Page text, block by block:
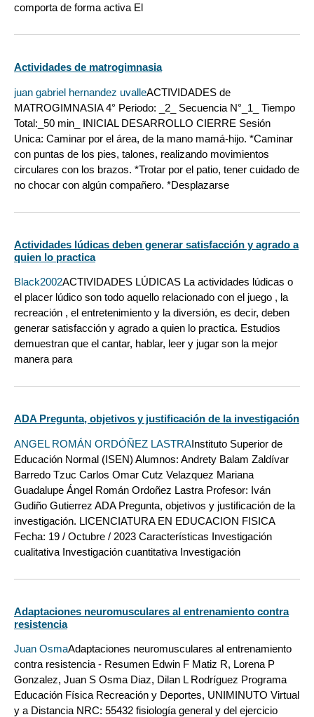
comporta de forma activa El
Actividades de matrogimnasia
juan gabriel hernandez uvalleACTIVIDADES de
MATROGIMNASIA 4° Periodo: _2_ Secuencia N°_1_ Tiempo
Total:_50 min_ INICIAL DESARROLLO CIERRE Sesión
Unica: Caminar por el área, de la mano mamá-hijo. *Caminar
con puntas de los pies, talones, realizando movimientos
circulares con los brazos. *Trotar por el patio, tener cuidado de
no chocar con algún compañero. *Desplazarse
Actividades lúdicas deben generar satisfacción y agrado a
quien lo practica
Black2002ACTIVIDADES LÚDICAS La actividades lúdicas o
el placer lúdico son todo aquello relacionado con el juego , la
recreación , el entretenimiento y la diversión, es decir, deben
generar satisfacción y agrado a quien lo practica. Estudios
demuestran que el cantar, hablar, leer y jugar son la mejor
manera para
ADA Pregunta, objetivos y justificación de la investigación
ANGEL ROMÁN ORDÓÑEZ LASTRAInstituto Superior de
Educación Normal (ISEN) Alumnos: Andrety Balam Zaldívar
Barredo Tzuc Carlos Omar Cutz Velazquez Mariana
Guadalupe Ángel Román Ordoñez Lastra Profesor: Iván
Gudiño Gutierrez ADA Pregunta, objetivos y justificación de la
investigación. LICENCIATURA EN EDUCACION FISICA
Fecha: 19 / Octubre / 2023 Características Investigación
cualitativa Investigación cuantitativa Investigación
Adaptaciones neuromusculares al entrenamiento contra
resistencia
Juan OsmaAdaptaciones neuromusculares al entrenamiento
contra resistencia - Resumen Edwin F Matiz R, Lorena P
Gonzalez, Juan S Osma Diaz, Dilan L Rodríguez Programa
Educación Física Recreación y Deportes, UNIMINUTO Virtual
y a Distancia NRC: 55432 fisiología general y del ejercicio